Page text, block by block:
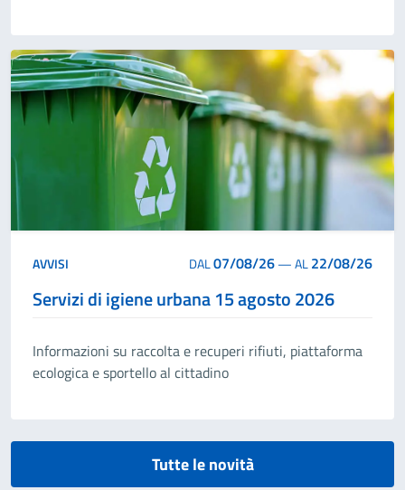
AVVISI DAL07/08/26—AL22/08/26
Servizi di igiene urbana 15 agosto 2026
Informazioni su raccolta e recuperi rifiuti, piattaforma
ecologica e sportello al cittadino
Tutte le novità